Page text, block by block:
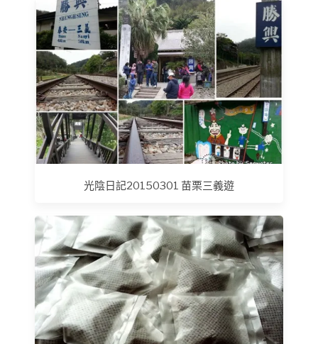
光陰日記20150301 苗栗三義遊